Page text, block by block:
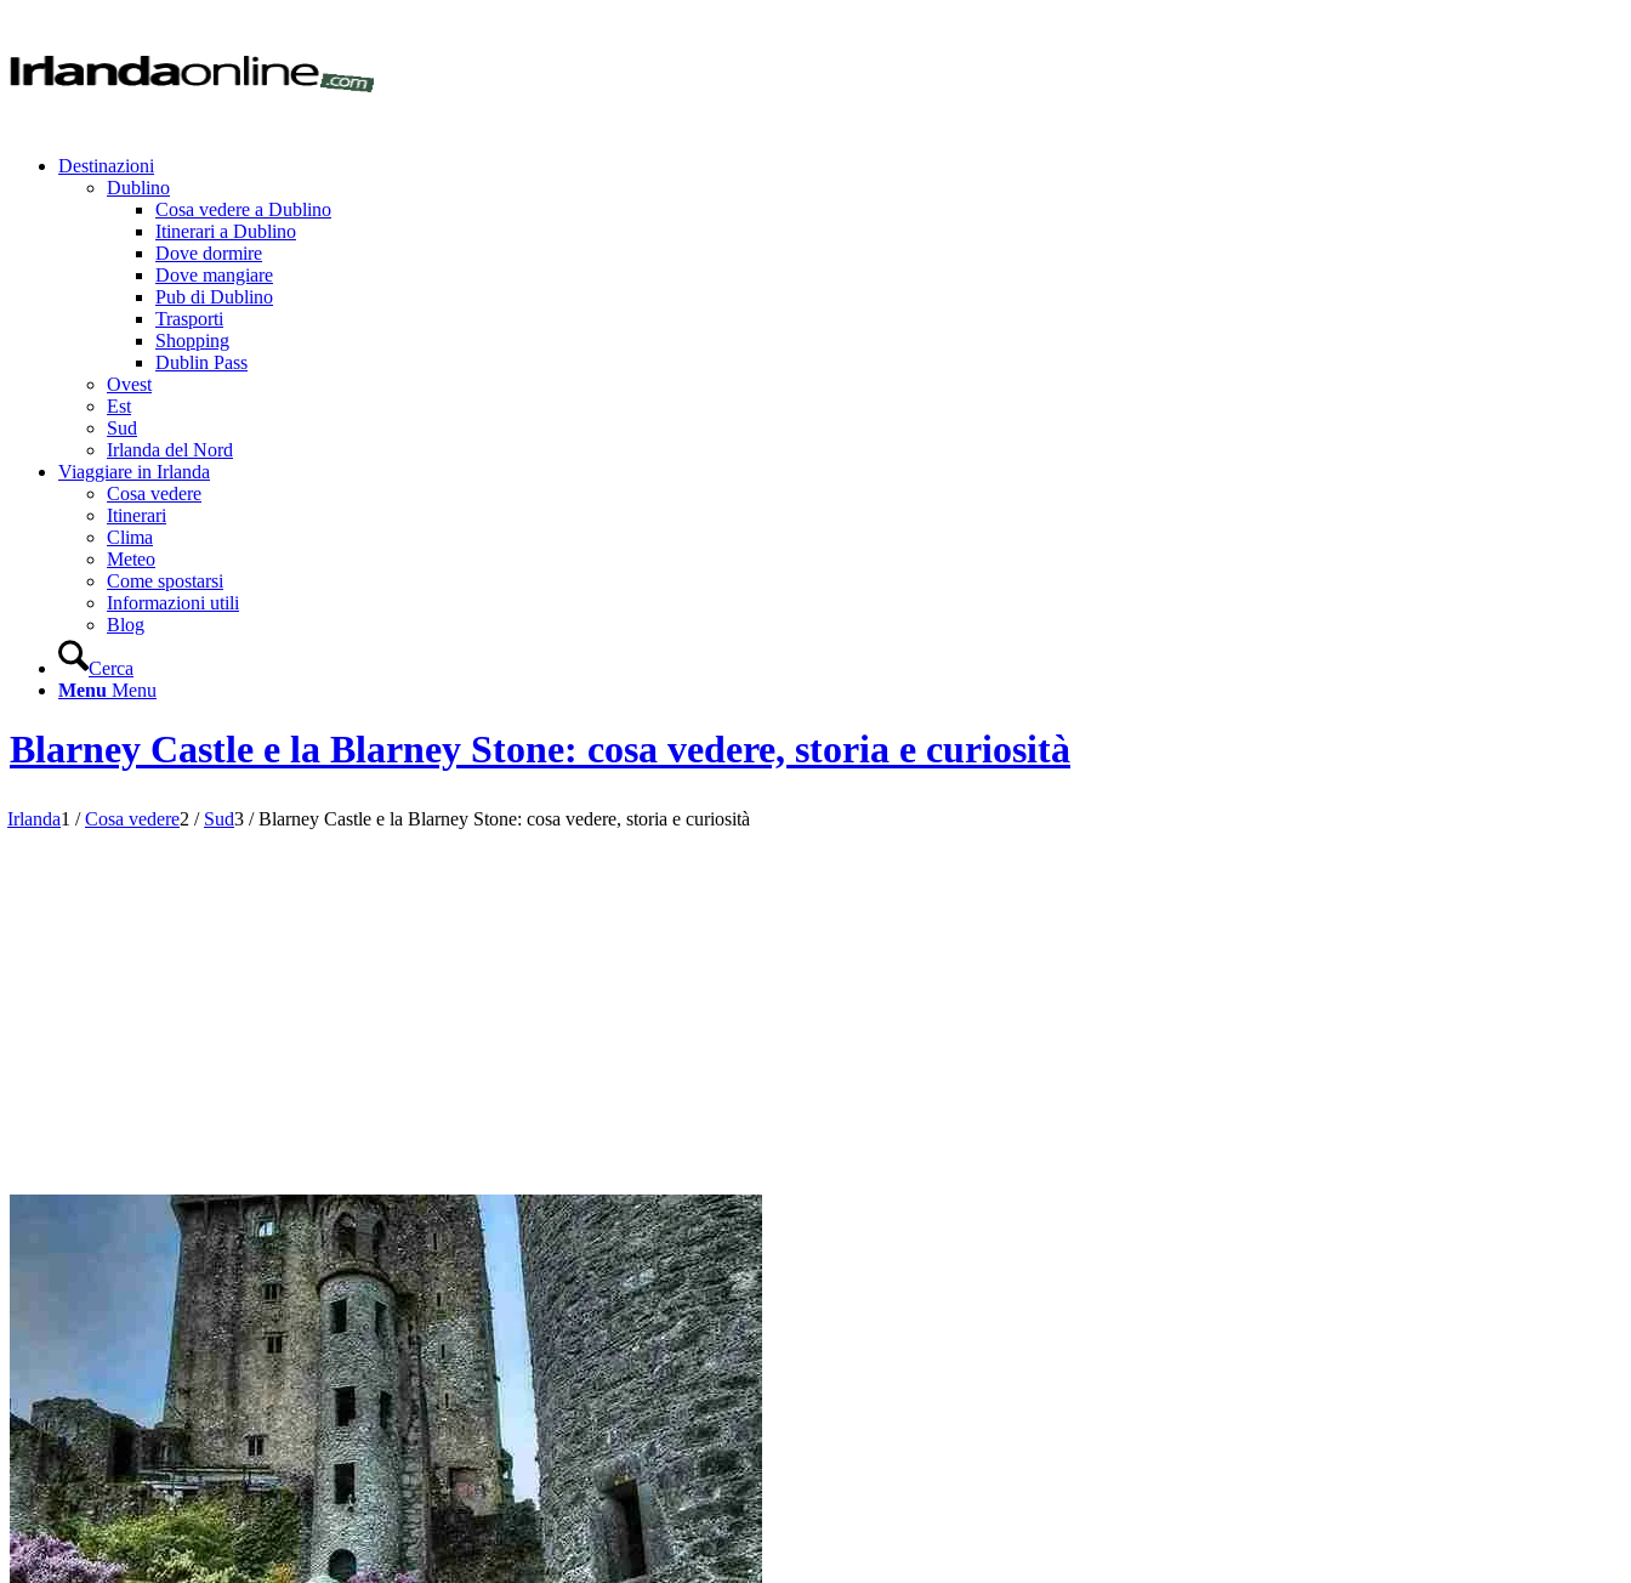
Destinazioni
Dublino
Cosa vedere a Dublino
Itinerari a Dublino
Dove dormire
Dove mangiare
Pub di Dublino
Trasporti
Shopping
Dublin Pass
Ovest
Est
Sud
Irlanda del Nord
Viaggiare in Irlanda
Cosa vedere
Itinerari
Clima
Meteo
Come spostarsi
Informazioni utili
Blog
Cerca
Menu Menu
Blarney Castle e la Blarney Stone: cosa vedere, storia e curiosità
Irlanda1 / Cosa vedere2 / Sud3 / Blarney Castle e la Blarney Stone: cosa vedere, storia e curiosità